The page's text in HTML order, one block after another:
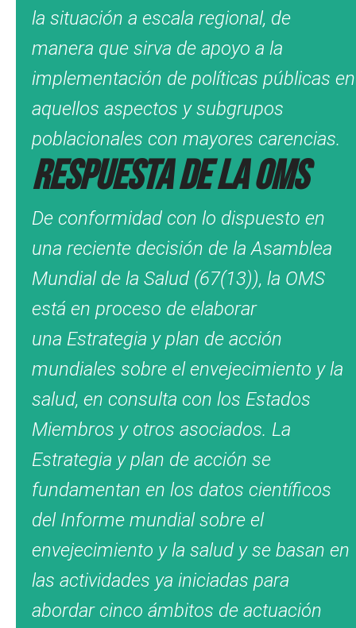
la situación a escala regional, de
manera que sirva de apoyo a la
implementación de políticas públicas en
aquellos aspectos y subgrupos
poblacionales con mayores carencias.
Respuesta de la OMS
De conformidad con lo dispuesto en
una reciente decisión de la Asamblea
Mundial de la Salud (67(13)), la OMS
está en proceso de elaborar
una Estrategia y plan de acción
mundiales sobre el envejecimiento y la
salud, en consulta con los Estados
Miembros y otros asociados. La
Estrategia y plan de acción se
fundamentan en los datos científicos
del Informe mundial sobre el
envejecimiento y la salud y se basan en
las actividades ya iniciadas para
abordar cinco ámbitos de actuación